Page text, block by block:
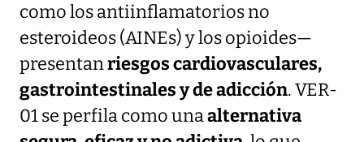
como los antiinflamatorios no
esteroideos (AINEs) y los opioides—
presentanriesgos cardiovasculares,
gastrointestinales y de adicción. VER-
01 se perfila como unaalternativa